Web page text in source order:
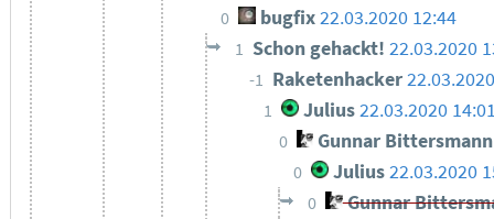
0 bugfix 22.03.2020 12:44
1 Schon gehackt! 22.03.2020
-1 Raketenhacker
1 Julius22.03.2020
0 Gunnar Bittersmann
0 Julius 22.03.2020
0 Gunnar